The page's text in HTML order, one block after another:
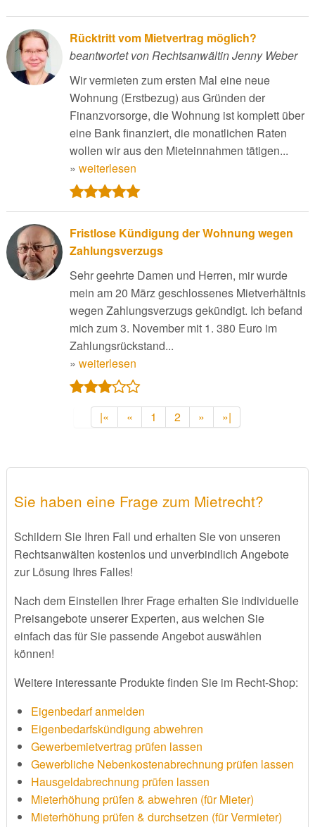
Rücktritt vom Mietvertrag möglich?
beantwortet von Rechtsanwältin Jenny Weber
Wir vermieten zum ersten Mal eine neue
Wohnung (Erstbezug) aus Gründen der
Finanzvorsorge, die Wohnung ist komplett über
eine Bank finanziert, die monatlichen Raten
wollen wir aus den Mieteinnahmen tätigen...
» weiterlesen
Fristlose Kündigung der Wohnung wegen
Zahlungsverzugs
Sehr geehrte Damen und Herren, mir wurde
mein am 20 März geschlossenes Mietverhältnis
wegen Zahlungsverzugs gekündigt. Ich befand
mich zum 3. November mit 1. 380 Euro im
Zahlungsrückstand...
» weiterlesen
|« « 1 2 » »|
Sie haben eine Frage zum Mietrecht?
Schildern Sie Ihren Fall und erhalten Sie von unseren
Rechtsanwälten kostenlos und unverbindlich Angebote
zur Lösung Ihres Falles!
Nach dem Einstellen Ihrer Frage erhalten Sie individuelle
Preisangebote unserer Experten, aus welchen Sie
einfach das für Sie passende Angebot auswählen
können!
Weitere interessante Produkte finden Sie im Recht-Shop:
Eigenbedarf anmelden
Eigenbedarfskündigung abwehren
Gewerbemietvertrag prüfen lassen
Gewerbliche Nebenkostenabrechnung prüfen lassen
Hausgeldabrechnung prüfen lassen
Mieterhöhung prüfen & abwehren (für Mieter)
Mieterhöhung prüfen & durchsetzen (für Vermieter)